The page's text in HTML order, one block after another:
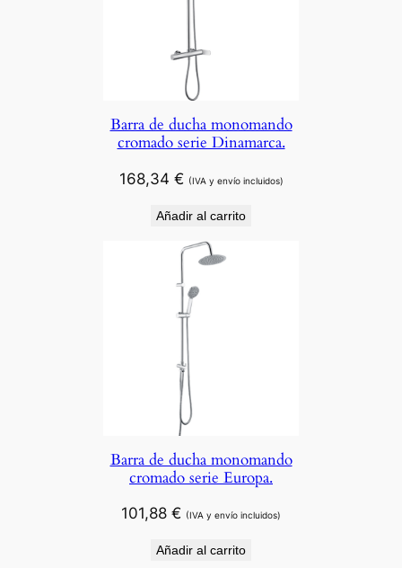
Barra de ducha monomando
cromado serie Dinamarca.
168,34 € (IVA y envío incluidos)
Añadir al carrito
Barra de ducha monomando
cromado serie Europa.
101,88 € (IVA y envío incluidos)
Añadir al carrito